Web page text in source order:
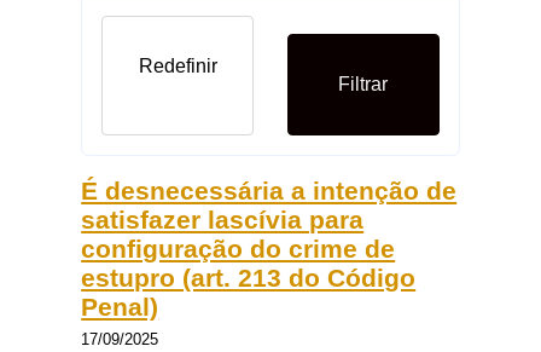
Filtrar
Redefinir
É desnecessária a intenção de
satisfazer lascívia para
configuração do crime de
estupro (art. 213 do Código
Penal)
17/09/2025